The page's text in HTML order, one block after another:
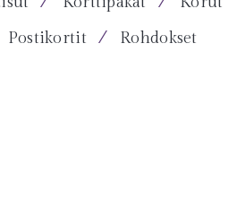
Postikortit ⁄ Rohdokset